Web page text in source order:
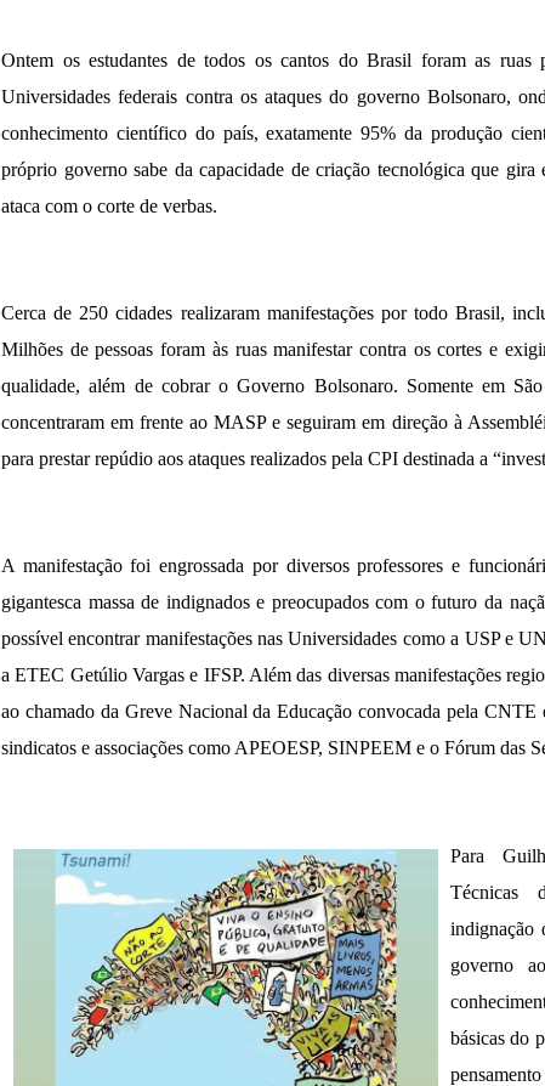
Ontem os estudantes de todos os cantos do Brasil foram as ruas
Universidades federais contra os ataques do governo Bolsonaro,
conhecimento científico do país, exatamente 95% da produção
próprio governo sabe da capacidade de criação tecnológica que gira
ataca com o corte de verbas.
Cerca de 250 cidades realizaram manifestações por todo Brasil,
Milhões de pessoas foram às ruas manifestar contra os cortes e
qualidade, além de cobrar o Governo Bolsonaro. Somente em
concentraram em frente ao MASP e seguiram em direção à
para prestar repúdio aos ataques realizados pela CPI destinada a
A manifestação foi engrossada por diversos professores e
gigantesca massa de indignados e preocupados com o futuro da
possível encontrar manifestações nas Universidades como a USP e
a ETEC Getúlio Vargas e IFSP. Além das diversas manifestações
ao chamado da Greve Nacional da Educação convocada pela
sindicatos e associações como APEOESP, SINPEEM e o Fórum das
Para
Técnicas
indignação
governo
básicas do